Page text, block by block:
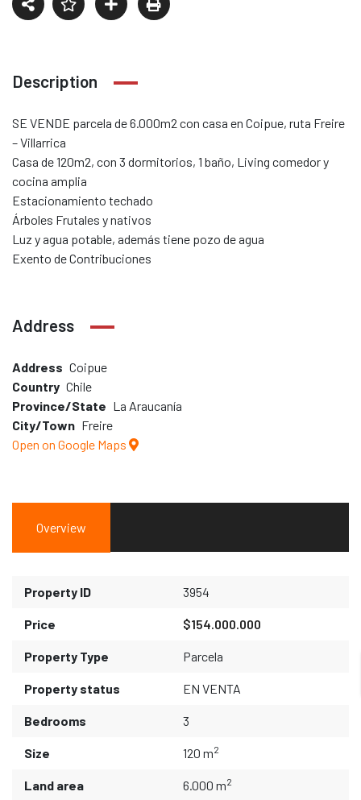
Description
SE VENDE parcela de 6.000m2 con casa en Coipue, ruta Freire
– Villarrica
Casa de 120m2, con 3 dormitorios, 1 baño, Living comedor y
cocina amplia
Estacionamiento techado
Árboles Frutales y nativos
Luz y agua potable, además tiene pozo de agua
Exento de Contribuciones
Address
Address Coipue
Country Chile
Province/State La Araucanía
City/Town Freire
Open on Google Maps
Overview
Property ID 3954
Price $154.000.000
Property Type Parcela
Property status EN VENTA
Bedrooms 3
Size 120 m2
Land area 6.000 m2